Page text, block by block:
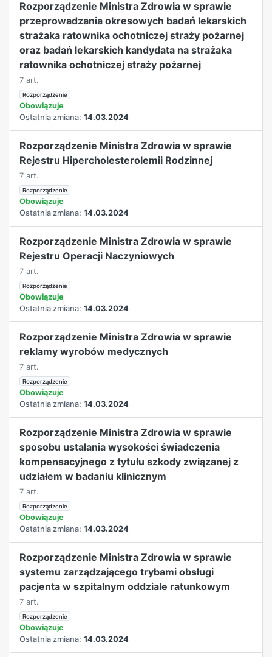
Rozporządzenie Ministra Zdrowia w sprawie
przeprowadzania okresowych badań lekarskich
strażaka ratownika ochotniczej straży pożarnej
oraz badań lekarskich kandydata na strażaka
ratownika ochotniczej straży pożarnej
7 art.
Rozporządzenie
Obowiązuje
Ostatnia zmiana: 14.03.2024
Rozporządzenie Ministra Zdrowia w sprawie
Rejestru Hipercholesterolemii Rodzinnej
7 art.
Rozporządzenie
Obowiązuje
Ostatnia zmiana: 14.03.2024
Rozporządzenie Ministra Zdrowia w sprawie
Rejestru Operacji Naczyniowych
7 art.
Rozporządzenie
Obowiązuje
Ostatnia zmiana: 14.03.2024
Rozporządzenie Ministra Zdrowia w sprawie
reklamy wyrobów medycznych
7 art.
Rozporządzenie
Obowiązuje
Ostatnia zmiana: 14.03.2024
Rozporządzenie Ministra Zdrowia w sprawie
sposobu ustalania wysokości świadczenia
kompensacyjnego z tytułu szkody związanej z
udziałem w badaniu klinicznym
7 art.
Rozporządzenie
Obowiązuje
Ostatnia zmiana: 14.03.2024
Rozporządzenie Ministra Zdrowia w sprawie
systemu zarządzającego trybami obsługi
pacjenta w szpitalnym oddziale ratunkowym
7 art.
Rozporządzenie
Obowiązuje
Ostatnia zmiana: 14.03.2024